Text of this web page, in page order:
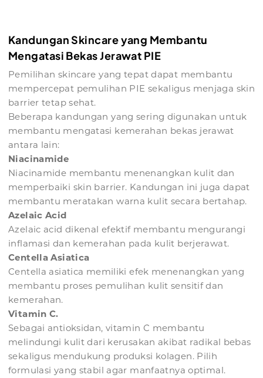
Kandungan Skincare yang Membantu
Mengatasi Bekas Jerawat PIE
Pemilihan skincare yang tepat dapat membantu
mempercepat pemulihan PIE sekaligus menjaga skin
barrier tetap sehat.
Beberapa kandungan yang sering digunakan untuk
membantu mengatasi kemerahan bekas jerawat
antara lain:
Niacinamide
Niacinamide membantu menenangkan kulit dan
memperbaiki skin barrier. Kandungan ini juga dapat
membantu meratakan warna kulit secara bertahap.
Azelaic Acid
Azelaic acid dikenal efektif membantu mengurangi
inflamasi dan kemerahan pada kulit berjerawat.
Centella Asiatica
Centella asiatica memiliki efek menenangkan yang
membantu proses pemulihan kulit sensitif dan
kemerahan.
Vitamin C.
Sebagai antioksidan, vitamin C membantu
melindungi kulit dari kerusakan akibat radikal bebas
sekaligus mendukung produksi kolagen. Pilih
formulasi yang stabil agar manfaatnya optimal.